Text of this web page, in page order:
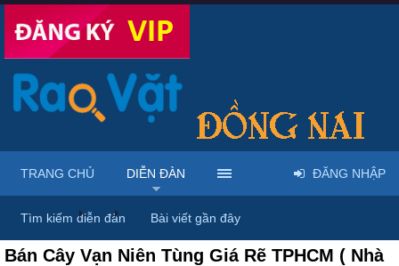
Diễn đàn ... Nội thất & Ngoại thất
Bán Cây Vạn Niên Tùng Giá Rẽ TPHCM ( Nhà
TRANG CHỦ DIỄN ĐÀN
Tìm kiếm diễn đàn Bài viết gần đây
ĐĂNG NHẬP